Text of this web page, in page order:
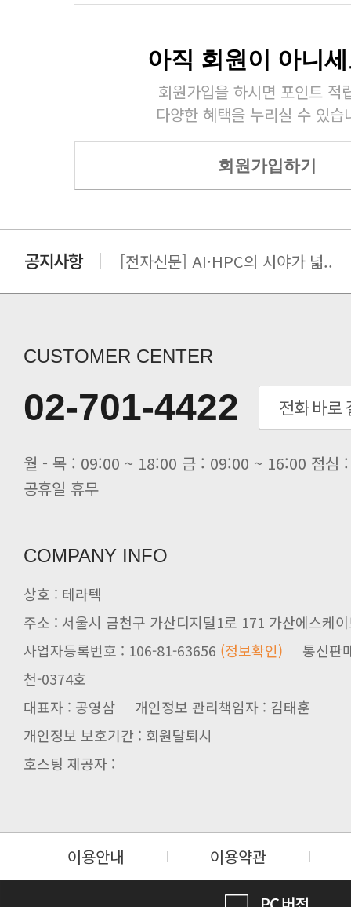
아직 회원이 아니
회원가입을 하시면 포인트 적
다양한 혜택을 누리실 수 있습
회원가입하기
[전자신문] AI·HPC의 시야가 넓..
[전자신문] “민감 데이터도 안심하
[전자신문] 테라텍과 함께 최적의
[전자신문] AI 인프라 써보고 결정..
[전자신문] 공영삼 테라텍 대표 “단..
[전자신문] 당신의 AI GPU, 지..
CUSTOMER CENTER
02-701-4422
공휴일 휴무
COMPANY INFO
상호 : 테라텍
주소 : 서울시 금천구 가산디지털1로 171 가산에스케
사업자등록번호 : 106-81-63656 (정보확인)
천-0374호
대표자 : 공영삼 개인정보 관리책임자 : 김태훈
개인정보 보호기간 : 회원탈퇴시
호스팅 제공자 :
이용안내 이용약관